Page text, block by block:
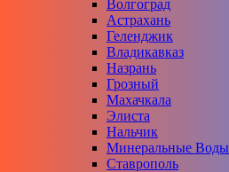
Волгоград
Астрахань
Геленджик
Владикавказ
Назрань
Грозный
Махачкала
Элиста
Нальчик
Минеральные Воды
Ставрополь